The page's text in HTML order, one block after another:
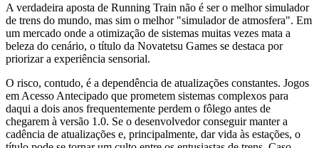
A verdadeira aposta de Running Train não é ser o melhor simulador
de trens do mundo, mas sim o melhor "simulador de atmosfera". Em
um mercado onde a otimização de sistemas muitas vezes mata a
beleza do cenário, o título da Novatetsu Games se destaca por
priorizar a experiência sensorial.
O risco, contudo, é a dependência de atualizações constantes. Jogos
em Acesso Antecipado que prometem sistemas complexos para
daqui a dois anos frequentemente perdem o fôlego antes de
chegarem à versão 1.0. Se o desenvolvedor conseguir manter a
cadência de atualizações e, principalmente, dar vida às estações, o